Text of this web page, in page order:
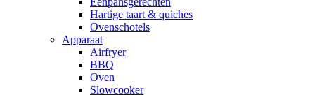
Hartige taart & quiches
Ovenschotels
Apparaat
Airfryer
BBQ
Oven
Slowcooker